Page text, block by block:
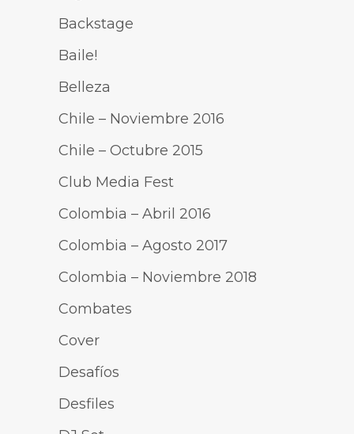
Backstage
Baile!
Belleza
Chile – Noviembre 2016
Chile – Octubre 2015
Club Media Fest
Colombia – Abril 2016
Colombia – Agosto 2017
Colombia – Noviembre 2018
Combates
Cover
Desafíos
Desfiles